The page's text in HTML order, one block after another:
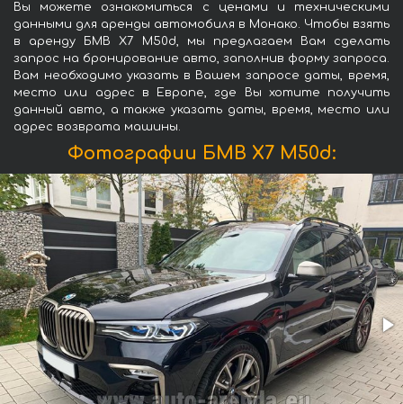
Вы можете ознакомиться с ценами и техническими
данными для аренды автомобиля в Монако. Чтобы взять
в аренду БМВ X7 M50d, мы предлагаем Вам сделать
запрос на бронирование авто, заполнив форму запроса.
Вам необходимо указать в Вашем запросе даты, время,
место или адрес в Европе, где Вы хотите получить
данный авто, а также указать даты, время, место или
адрес возврата машины.
Фотографии БМВ X7 M50d: